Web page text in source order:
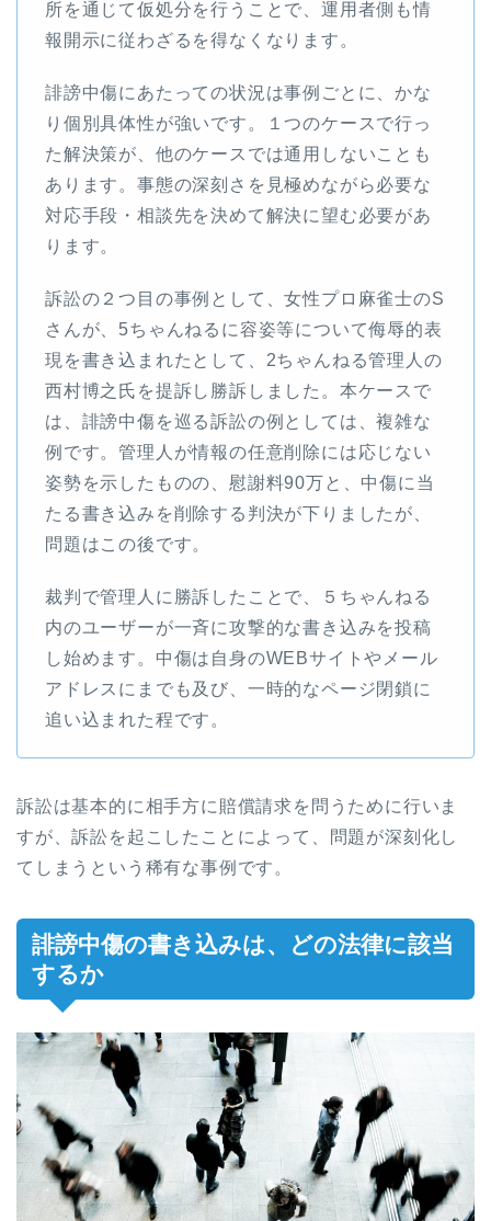
所を通じて仮処分を行うことで、運用者側も情
報開示に従わざるを得なくなります。
誹謗中傷にあたっての状況は事例ごとに、かな
り個別具体性が強いです。１つのケースで行っ
た解決策が、他のケースでは通用しないことも
あります。事態の深刻さを見極めながら必要な
対応手段・相談先を決めて解決に望む必要があ
ります。
訴訟の２つ目の事例として、女性プロ麻雀士のS
さんが、5ちゃんねるに容姿等について侮辱的表
現を書き込まれたとして、2ちゃんねる管理人の
西村博之氏を提訴し勝訴しました。本ケースで
は、誹謗中傷を巡る訴訟の例としては、複雑な
例です。管理人が情報の任意削除には応じない
姿勢を示したものの、慰謝料90万と、中傷に当
たる書き込みを削除する判決が下りましたが、
問題はこの後です。
裁判で管理人に勝訴したことで、５ちゃんねる
内のユーザーが一斉に攻撃的な書き込みを投稿
し始めます。中傷は自身のWEBサイトやメール
アドレスにまでも及び、一時的なページ閉鎖に
追い込まれた程です。
訴訟は基本的に相手方に賠償請求を問うために行いま
すが、訴訟を起こしたことによって、問題が深刻化し
てしまうという稀有な事例です。
誹謗中傷の書き込みは、どの法律に該当
するか